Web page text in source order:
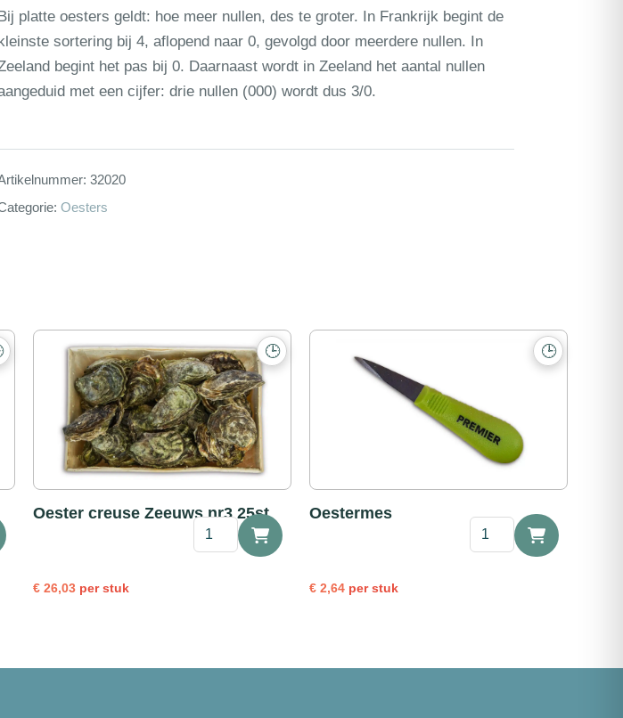
platte oesters geldt: hoe meer nullen, des te groter. In Frankrijk begint de
sortering bij 4, aflopend naar 0, gevolgd door meerdere nullen. In
begint het pas bij 0. Daarnaast wordt in Zeeland het aantal nullen
met een cijfer: drie nullen (000) wordt dus 3/0.
32020
Oesters
🕒
Oester creuse Zeeuws nr3 25st
€ 26,03 per stuk
creuse
🕒
Oestermes
€ 2,64 per stuk
Oestermes
aantal